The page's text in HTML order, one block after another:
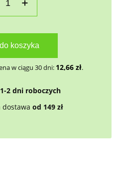
koszyka
w ciągu 30 dni: 12,66 zł.
1-2 dni roboczych
dostawa od 149 zł